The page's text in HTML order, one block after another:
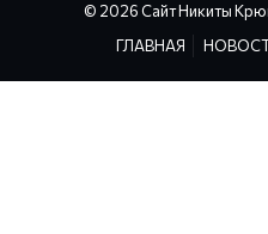
© 2026 Сайт Никиты
ГЛАВНАЯ